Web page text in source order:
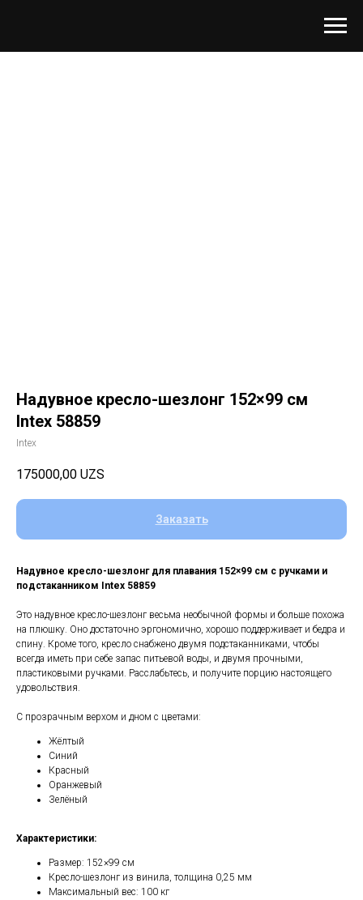
Надувное кресло-шезлонг 152×99 см
Intex 58859
Intex
175000,00 UZS
Заказать
Надувное кресло-шезлонг для плавания 152×99 см с ручками и
подстаканником Intex 58859
Это надувное кресло-шезлонг весьма необычной формы и больше похожа
на плюшку. Оно достаточно эргономично, хорошо поддерживает и бедра и
спину. Кроме того, кресло снабжено двумя подстаканниками, чтобы
всегда иметь при себе запас питьевой воды, и двумя прочными,
пластиковыми ручками. Расслабьтесь, и получите порцию настоящего
удовольствия.
С прозрачным верхом и дном с цветами:
Жёлтый
Синий
Красный
Оранжевый
Зелёный
Характеристики:
Размер: 152×99 см
Кресло-шезлонг из винила, толщина 0,25 мм
Максимальный вес: 100 кг